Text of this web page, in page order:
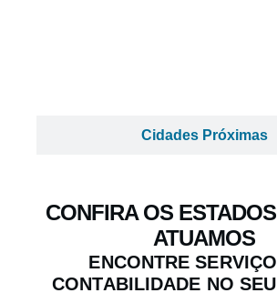
Cidades Próximas
CONFIRA OS
ATUAMOS
ENCONTRE
CONTABILIDADE NO